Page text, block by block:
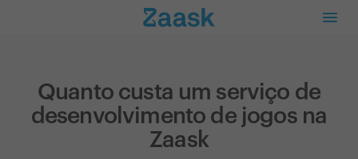
Quanto custa um serviço de
desenvolvimento de jogos na
Zaask